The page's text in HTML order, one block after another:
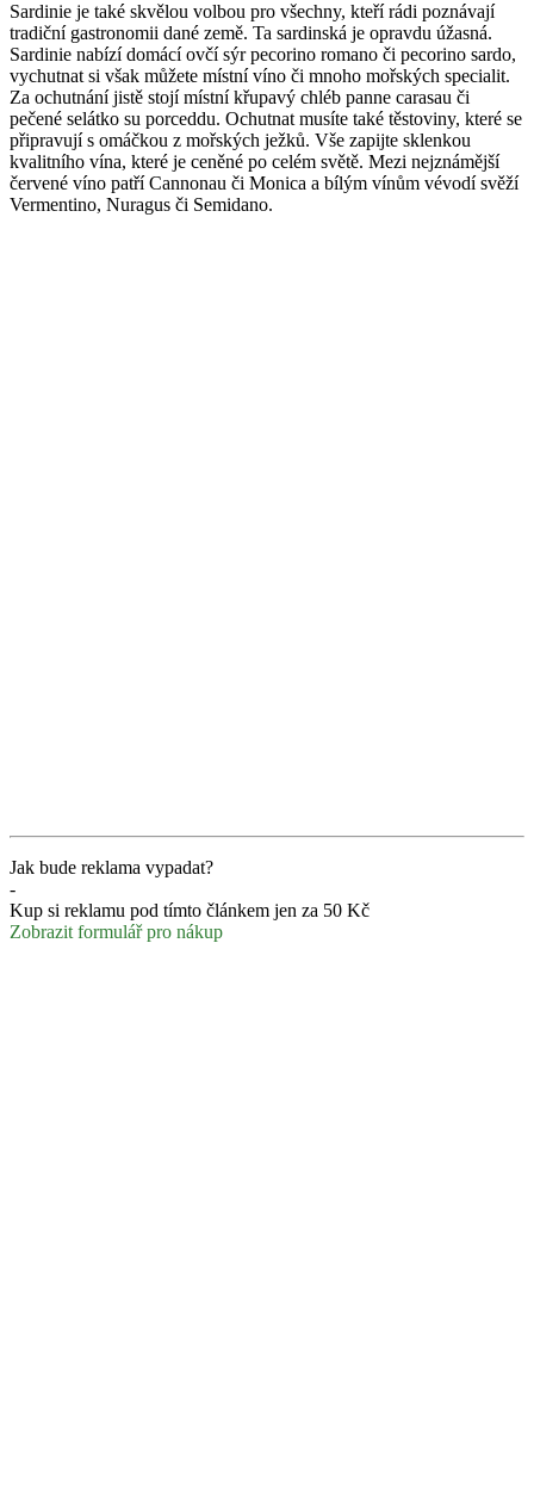
Sardinie je také skvělou volbou pro všechny, kteří rádi poznávají
tradiční gastronomii dané země. Ta sardinská je opravdu úžasná.
Sardinie nabízí domácí ovčí sýr pecorino romano či pecorino sardo,
vychutnat si však můžete místní víno či mnoho mořských specialit.
Za ochutnání jistě stojí místní křupavý chléb panne carasau či
pečené selátko su porceddu. Ochutnat musíte také těstoviny, které se
připravují s omáčkou z mořských ježků. Vše zapijte sklenkou
kvalitního vína, které je ceněné po celém světě. Mezi nejznámější
červené víno patří Cannonau či Monica a bílým vínům vévodí svěží
Vermentino, Nuragus či Semidano.
Jak bude reklama vypadat?
-
Kup si reklamu pod tímto článkem jen za 50 Kč
Zobrazit formulář pro nákup